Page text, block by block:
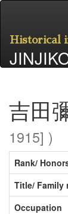
Historical
吉田
1915] )
Rank/
Title/ Family
Occupation